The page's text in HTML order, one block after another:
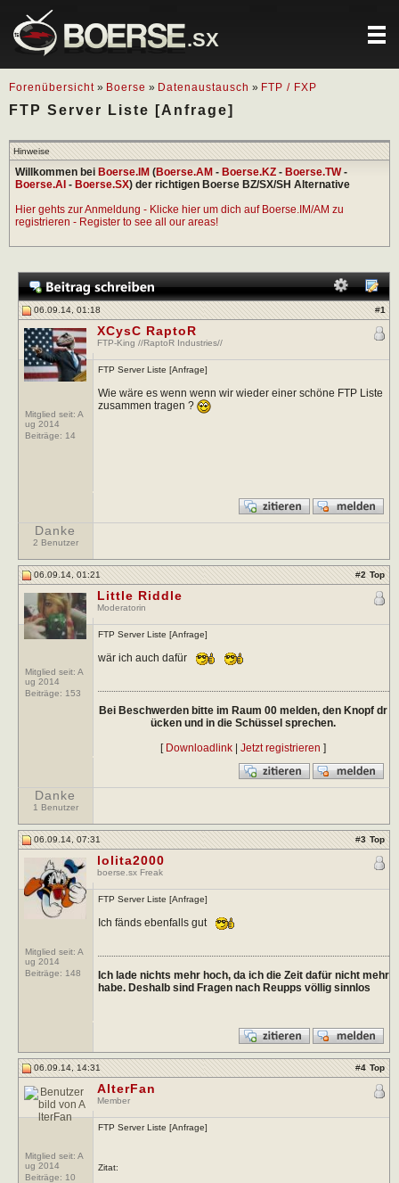
.SX
Forenübersicht » Boerse » Datenaustausch » FTP / FXP
FTP Server Liste [Anfrage]
Hinweise
Willkommen bei Boerse.IM (Boerse.AM - Boerse.KZ - Boerse.TW-
Boerse.AI - Boerse.SX) der richtigen Boerse BZ/SX/SH Alternative
Hier gehts zur Anmeldung - Klicke hier um dich auf Boerse.IM/AM zu
registrieren - Register to see all our areas!
06.09.14, 01:18 #1
Mitglied seit: A
ug 2014
Beiträge: 14
XCysC RaptoR
FTP-King //RaptoR Industries//
FTP Server Liste [Anfrage]
Wie wäre es wenn wenn wir wieder einer schöne FTP Liste
zusammen tragen ?
Danke
2 Benutzer
06.09.14, 01:21 #2 Top
Mitglied seit: A
ug 2014
Beiträge: 153
Little Riddle
Moderatorin
FTP Server Liste [Anfrage]
wär ich auch dafür
Bei Beschwerden bitte im Raum 00 melden, den Knopf dr
ücken und in die Schüssel sprechen.
[ Downloadlink |Jetzt registrieren ]
Danke
1 Benutzer
06.09.14, 07:31 #3 Top
Mitglied seit: A
ug 2014
Beiträge: 148
lolita2000
boerse.sx Freak
FTP Server Liste [Anfrage]
Ich fänds ebenfalls gut
Ich lade nichts mehr hoch, da ich die Zeit dafür nicht mehr
habe. Deshalb sind Fragen nach Reupps völlig sinnlos
06.09.14, 14:31 #4 Top
Mitglied seit: A
ug 2014
Beiträge: 10
AlterFan
Member
FTP Server Liste [Anfrage]
Zitat: